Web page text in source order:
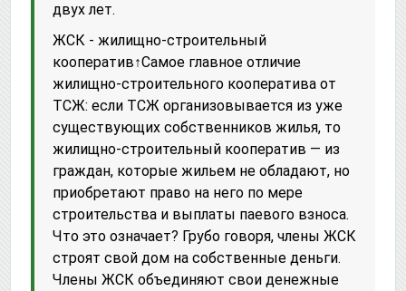
двух лет.
ЖСК - жилищно-строительный
кооператив↑Самое главное отличие
жилищно-строительного кооператива от
ТСЖ: если ТСЖ организовывается из уже
существующих собственников жилья, то
жилищно-строительный кооператив — из
граждан, которые жильем не обладают, но
приобретают право на него по мере
строительства и выплаты паевого взноса.
Что это означает? Грубо говоря, члены ЖСК
строят свой дом на собственные деньги.
Члены ЖСК объединяют свои денежные